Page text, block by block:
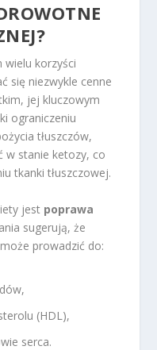
wielu korzyści
się niezwykle cenne
jej kluczowym
ograniczeniu
tłuszczów,
w stanie ketozy, co
tkanki tłuszczowej.
jest poprawa
sugerują, że
prowadzić do:
(HDL),
serca.